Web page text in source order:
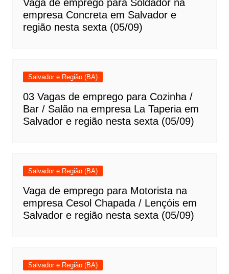
Vaga de emprego para Soldador na
empresa Concreta em Salvador e
região nesta sexta (05/09)
Salvador e Região (BA)
03 Vagas de emprego para Cozinha /
Bar / Salão na empresa La Taperia em
Salvador e região nesta sexta (05/09)
Salvador e Região (BA)
Vaga de emprego para Motorista na
empresa Cesol Chapada / Lençóis em
Salvador e região nesta sexta (05/09)
Salvador e Região (BA)